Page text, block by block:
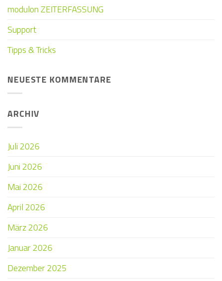
modulon ZEITERFASSUNG
Support
Tipps & Tricks
NEUESTE KOMMENTARE
ARCHIV
Juli 2026
Juni 2026
Mai 2026
April 2026
März 2026
Januar 2026
Dezember 2025